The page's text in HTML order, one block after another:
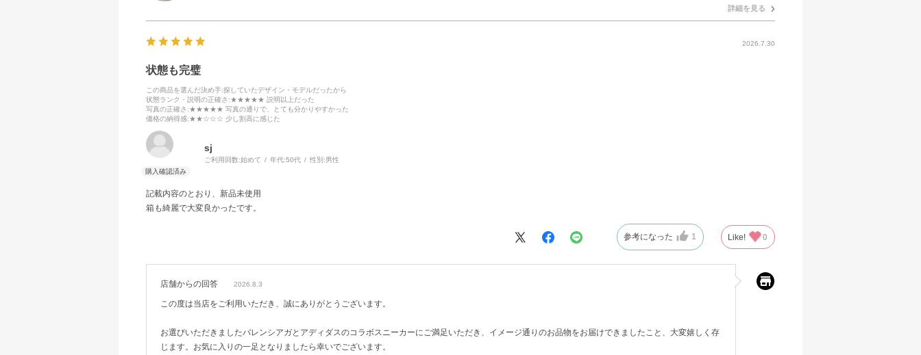
詳細を見る
2026.7.30
状態も完璧
この商品を選んだ決め手:探していたデザイン・モデルだったから
状態ランク・説明の正確さ :★★★★★ 説明以上だった
写真の正確さ :★★★★★ 写真の通りで、とても分かりやすかった
価格の納得感:★★☆☆☆ 少し割高に感じた
sj
ご利用回数:始めて 年代:50代 性別:男性
記載内容のとおり、新品未使用
箱も綺麗で大変良かったです。
参考になった 1 Like! 0
店舗からの回答 2026.8.3
この度は当店をご利用いただき、誠にありがとうございます。
お選びいただきましたバレンシアガとアディダスのコラボスニーカーにご満足いただき、イメージ通りのお品物をお届けできましたこと、大変嬉しく存
じます。お気に入りの一足となりましたら幸いでございます。